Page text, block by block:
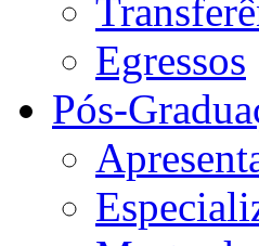
Egressos
Pós-